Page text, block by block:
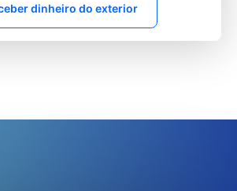
dinheiro do exterior